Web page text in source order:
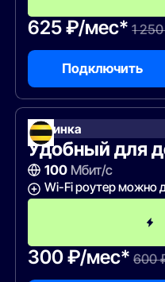
625 ₽/мес* 1
Подключить
Новинка
Удобный для
100Мбит/с
Wi-Fi роутер можно
300 ₽/мес* 600